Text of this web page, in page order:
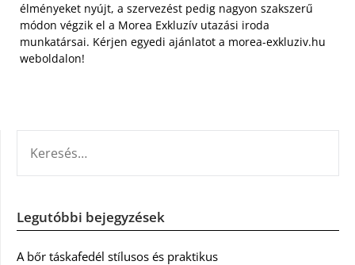
élményeket nyújt, a szervezést pedig nagyon szakszerű
módon végzik el a Morea Exkluzív utazási iroda
munkatársai. Kérjen egyedi ajánlatot a morea-exkluziv.hu
weboldalon!
Legutóbbi bejegyzések
A bőr táskafedél stílusos és praktikus